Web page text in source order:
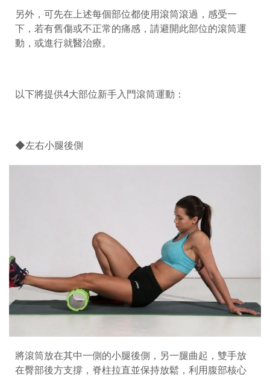
另外，可先在上述每個部位都使用滾筒滾過，感受一
下，若有舊傷或不正常的痛感，請避開此部位的滾筒運
動，或進行就醫治療。
以下將提供4大部位新手入門滾筒運動：
◆左右小腿後側
將滾筒放在其中一側的小腿後側，另一腿曲起，雙手放
在臀部後方支撐，脊柱拉直並保持放鬆，利用腹部核心